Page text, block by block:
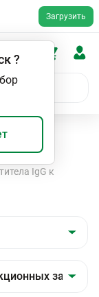
Загрузить
?
IgG к